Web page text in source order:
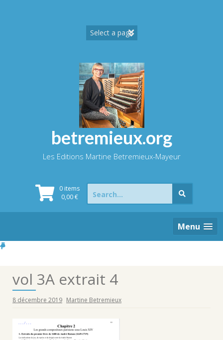
betremieux.org
Les Editions Martine Betremieux-Mayeur
0 items
0,00€
Search
for:
Menu
vol 3A extrait 4
8 décembre 2019 Martine Betremieux